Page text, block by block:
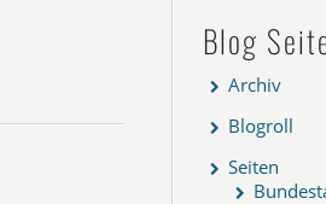
Blog
Archiv
Blogroll
Seiten